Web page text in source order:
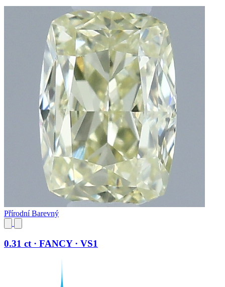
Přírodní Barevný
0.31 ct · FANCY · VS1